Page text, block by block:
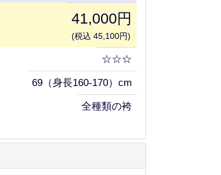
41,000円
(税込 45,100円)
☆☆☆
69（身長160-170）cm
全種類の袴